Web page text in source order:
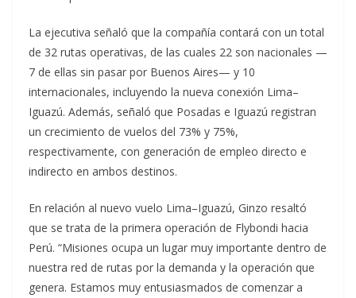
La ejecutiva señaló que la compañía contará con un total
de 32 rutas operativas, de las cuales 22 son nacionales —
7 de ellas sin pasar por Buenos Aires— y 10
internacionales, incluyendo la nueva conexión Lima–
Iguazú. Además, señaló que Posadas e Iguazú registran
un crecimiento de vuelos del 73% y 75%,
respectivamente, con generación de empleo directo e
indirecto en ambos destinos.
En relación al nuevo vuelo Lima–Iguazú, Ginzo resaltó
que se trata de la primera operación de Flybondi hacia
Perú. “Misiones ocupa un lugar muy importante dentro de
nuestra red de rutas por la demanda y la operación que
genera. Estamos muy entusiasmados de comenzar a